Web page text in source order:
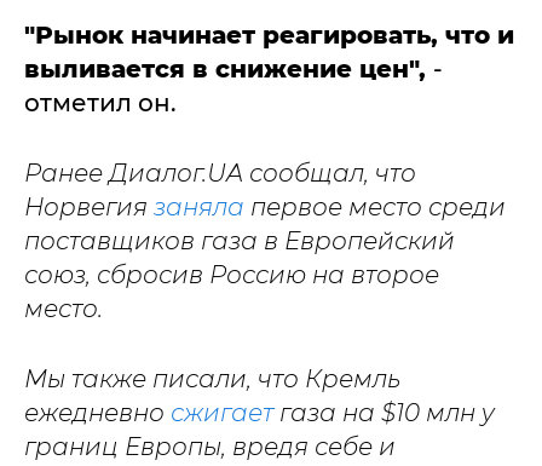
"Рынок начинает реагировать, что и
выливается в снижение цен", -
отметил он.
Ранее Диалог.UA сообщал, что
Норвегия заняла первое место среди
поставщиков газа в Европейский
союз, сбросив Россию на второе
место.
Мы также писали, что Кремль
ежедневно сжигаетгаза на $10 млн у
границ Европы, вредя себе и